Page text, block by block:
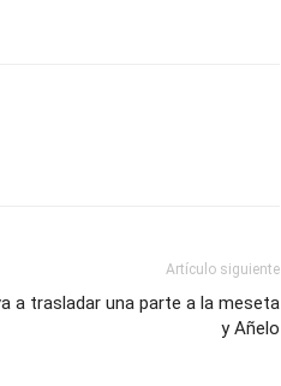
Artículo siguiente
a trasladar una parte a la meseta
y Añelo